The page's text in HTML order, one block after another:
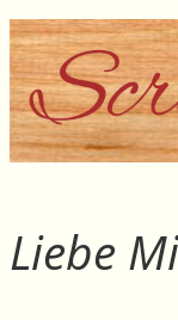
Liebe